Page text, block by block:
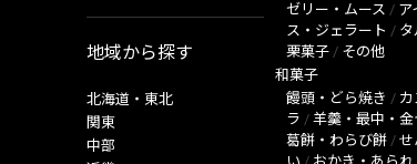
地域から探す
北海道・東北
関東
中部
ゼリー・ムース / ア
ス・ジェラート / タ
栗菓子 / その他
和菓子
饅頭・どら焼き / カ
ラ / 羊羹・最中・金
葛餅・わらび餅 / せ